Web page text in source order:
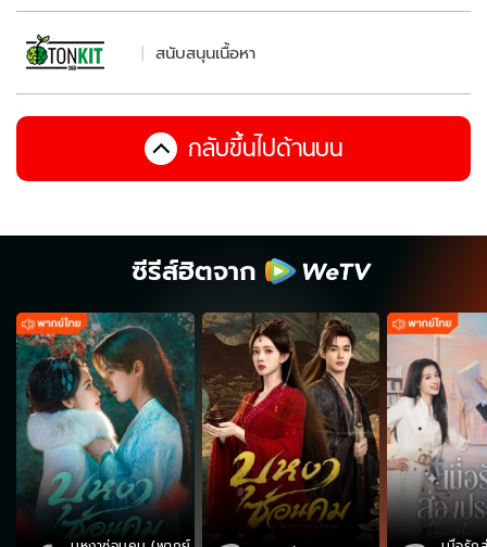
สนับสนุนเนื้อหา
กลับขึ้นไปด้านบน
ซีรีส์ฮิตจาก